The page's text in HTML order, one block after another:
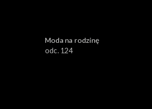
Moda na rodzinę
odc. 124